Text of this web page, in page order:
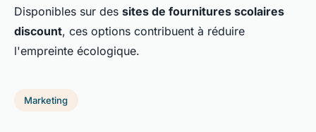
Disponibles sur des sites de fournitures scolaires
discount, ces options contribuent à réduire
l'empreinte écologique.
Marketing